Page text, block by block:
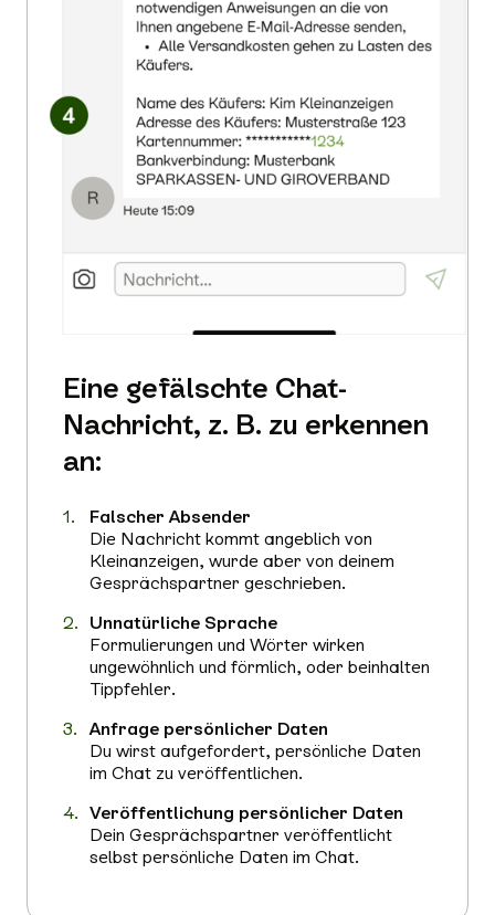
Eine gefälschte Chat-
Nachricht, z. B. zu erkennen
an:
Falscher Absender
Die Nachricht kommt angeblich von
Kleinanzeigen, wurde aber von deinem
Gesprächspartner geschrieben.
Unnatürliche Sprache
Formulierungen und Wörter wirken
ungewöhnlich und förmlich, oder beinhalten
Tippfehler.
Anfrage persönlicher Daten
Du wirst aufgefordert, persönliche Daten
im Chat zu veröffentlichen.
Veröffentlichung persönlicher Daten
Dein Gesprächspartner veröffentlicht
selbst persönliche Daten im Chat.